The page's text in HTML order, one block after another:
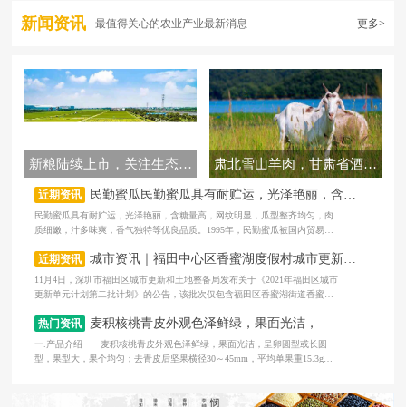
新闻资讯 最值得关心的农业产业最新消息 更多>
新粮陆续上市，关注生态农业 肃北雪山羊肉，甘肃省酒泉市肃北蒙古族自治县特产
近期资讯 民勤蜜瓜民勤蜜瓜具有耐贮运，光泽艳丽，含糖量高，网纹明显，瓜型整齐均匀，肉质细嫩，汁多味爽，
民勤蜜瓜具有耐贮运，光泽艳丽，含糖量高，网纹明显，瓜型整齐均匀，肉
质细嫩，汁多味爽，香气独特等优良品质。1995年，民勤蜜瓜被国内贸易部
近期资讯 城市资讯｜福田中心区香蜜湖度假村城市更新单元计划公告
11月4日，深圳市福田区城市更新和土地整备局发布关于《2021年福田区城市
更新单元计划第二批计划》的公告，该批次仅包含福田区香蜜湖街道香蜜湖
热门资讯 麦积核桃青皮外观色泽鲜绿，果面光洁，
一.产品介绍 麦积核桃青皮外观色泽鲜绿，果面光洁，呈卵圆型或长圆
型，果型大，果个均匀；去青皮后坚果横径30～45mm，平均单果重15.3g，